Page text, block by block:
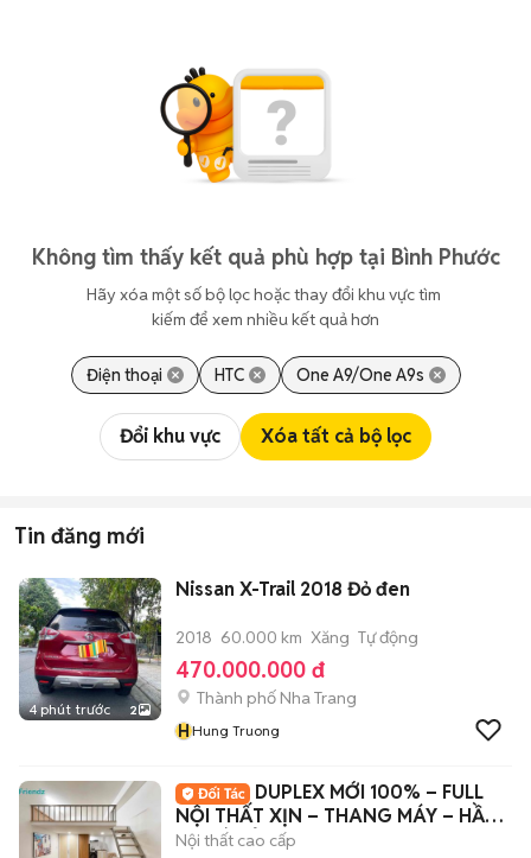
Không tìm thấy kết quả phù hợp tại Bình Phước
Hãy xóa một số bộ lọc hoặc thay đổi khu vực tìm
kiếm để xem nhiều kết quả hơn
Điện thoại HTC One A9/One A9s
Đổi khu vực Xóa tất cả bộ lọc
Tin đăng mới
4 phút trước 2
Nissan X-Trail 2018 Đỏ đen
2018 60.000 km Xăng Tự động
470.000.000 đ
Thành phố Nha Trang
HHung Truong
DUPLEX MỚI 100% – FULL
NỘI THẤT XỊN – THANG MÁY – HẦM
XE CÓ BẢ
Nội thất cao cấp